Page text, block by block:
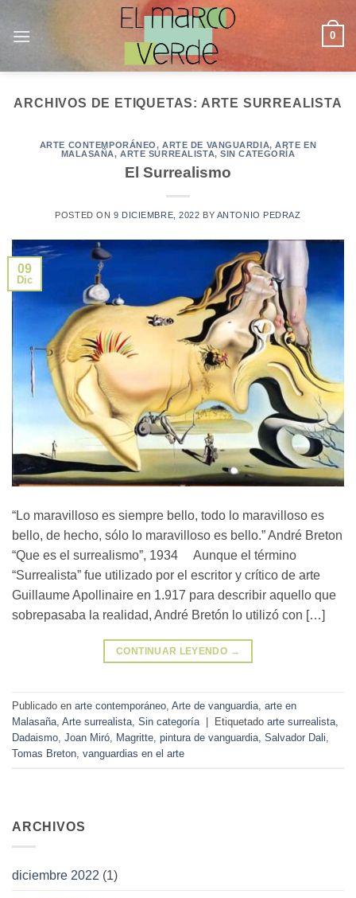
0
ARCHIVOS DE ETIQUETAS: ARTE SURREALISTA
ARTE CONTEMPORÁNEO,ARTE DE VANGUARDIA,ARTE EN
MALASAÑA,ARTE SURREALISTA,SIN CATEGORÍA
El Surrealismo
POSTED ON 9 DICIEMBRE, 2022 BY ANTONIO PEDRAZ
09
Dic
“Lo maravilloso es siempre bello, todo lo maravilloso es
bello, de hecho, sólo lo maravilloso es bello.” André Breton
“Que es el surrealismo”, 1934 Aunque el término
“Surrealista” fue utilizado por el escritor y crítico de arte
Guillaume Apollinaire en 1.917 para describir aquello que
sobrepasaba la realidad, André Bretón lo utilizó con […]
CONTINUAR LEYENDO →
Publicado en arte contemporáneo Arte de vanguardia arte en
Malasaña Arte surrealista Sin categoría | Etiquetado arte surrealista
Dadaismo Joan Miró Magritte pintura de vanguardia Salvador Dali
Tomas Breton vanguardias en el arte
ARCHIVOS
diciembre 2022 (1)